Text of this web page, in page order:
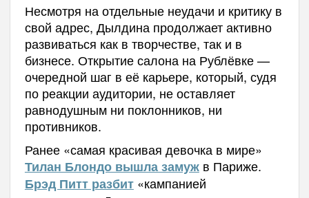
Несмотря на отдельные неудачи и критику в
свой адрес, Дылдина продолжает активно
развиваться как в творчестве, так и в
бизнесе. Открытие салона на Рублёвке —
очередной шаг в её карьере, который, судя
по реакции аудитории, не оставляет
равнодушным ни поклонников, ни
противников.
Ранее «самая красивая девочка в мире»
Тилан Блондо вышла замужв Париже.
Брэд Питт разбит «кампанией